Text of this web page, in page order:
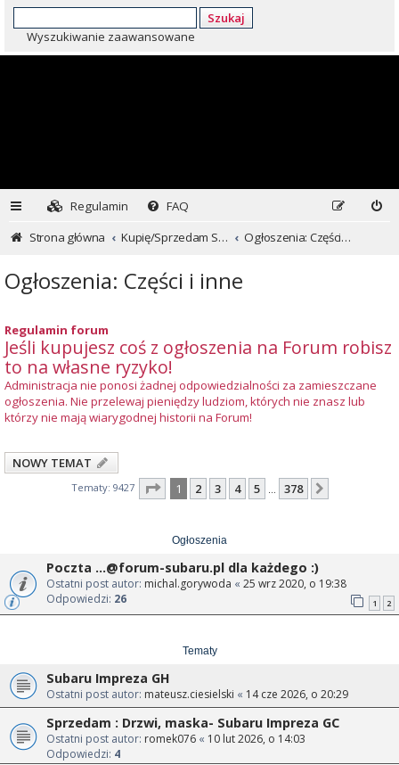
Szukaj
Wyszukiwanie zaawansowane
Regulamin
FAQ
Strona główna
Kupię/Sprzedam Subaru i nie tylko... Ogłoszenia: Części i inne
Ogłoszenia: Części i inne
Regulamin forum
Jeśli kupujesz coś z ogłoszenia na Forum robisz
to na własne ryzyko!
Administracja nie ponosi żadnej odpowiedzialności za zamieszczane
ogłoszenia. Nie przelewaj pieniędzy ludziom, których nie znasz lub
którzy nie mają wiarygodnej historii na Forum!
NOWY TEMAT
Tematy: 9427 Strona z378
1 2 3 4 5 378
Ogłoszenia
Poczta ...@forum-subaru.pl dla każdego :)
Ostatni post autor: michal.gorywoda « 25 wrz 2020, o 19:38
Odpowiedzi: 26 1 2
Tematy
Subaru Impreza GH
Ostatni post autor: mateusz.ciesielski « 14 cze 2026, o 20:29
Sprzedam : Drzwi, maska- Subaru Impreza GC
Ostatni post autor: romek076 « 10 lut 2026, o 14:03
Odpowiedzi: 4